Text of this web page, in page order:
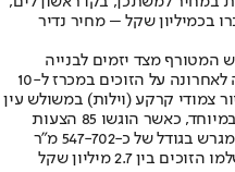
דירות 4 חדרים נמכרו בכמיליון שקל – מחיר נדיר
המטורף מצד יזמים לבנייה
בעתלית: רשות מקרקעי ישראל הכריזה לאחרונה על הזוכים במכרז ל-10
לבניית 27 יחידות דיור צמודי קרקע (וילות) במשולש עין
כרמל, עתלית. למכרז היה ביקוש גבוה במיוחד, כאשר הוגשו 85 הצעות
מיזמים המעוניינים לבנות בשכונה. על מגרש בגודל של כ-547-702 מ"ר
המיועד לבניית עצמית של 2-3 וילות ישלמו הזוכים בין 2.7 מיליון שקל